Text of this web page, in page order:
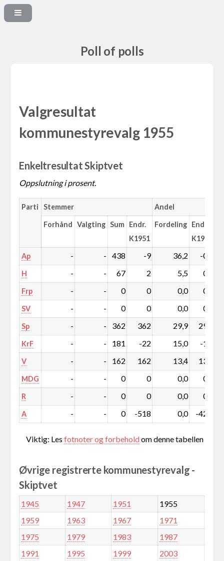
Poll of polls
Valgresultat
kommunestyrevalg 1955
Enkeltresultat Skiptvet
Oppslutning i prosent.
Parti Stemmer Andel
Forhånd Valgting Sum Endr.
K1951
Fordeling Endr.
K1951
Ap - - 438 -9 36,2 -0,1
H - - 67 2 5,5 0,3
Frp - - 0 0 0,0 0,0
SV - - 0 0 0,0 0,0
Sp - - 362 362 29,9 29,9
KrF - - 181 -22 15,0 -1,5
V - - 162 162 13,4 13,4
MDG - - 0 0 0,0 0,0
R - - 0 0 0,0 0,0
A - - 0 -518 0,0 -42,0
Viktig: Lesfotnoter og forbeholdom denne tabellen
Øvrige registrerte kommunestyrevalg -
Skiptvet
1945 1947 1951
1955
1959
1963 1967
1971
1975
1979 1983
1987
1991
1995 1999
2003